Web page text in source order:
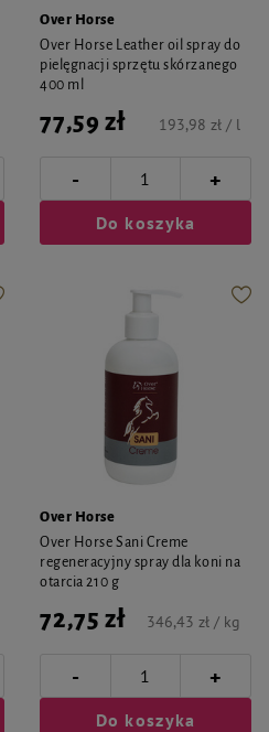
Over Horse
Over Horse Leather oil spray do
pielęgnacji sprzętu skórzanego
400 ml
77,59 zł 193,98 zł / l
- +
Do koszyka
Over Horse
Over Horse Sani Creme
regeneracyjny spray dla koni na
otarcia 210 g
72,75 zł 346,43 zł / kg
- +
Do koszyka